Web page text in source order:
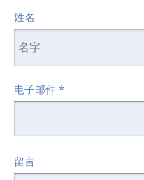
姓名
电子邮件 *
留言